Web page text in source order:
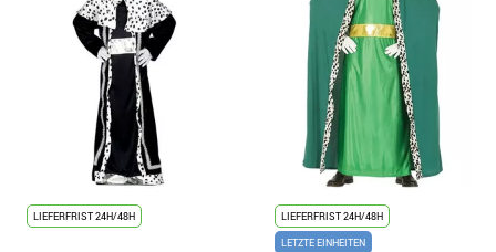
LIEFERFRIST 24H/48H
LIEFERFRIST 24H/48H
LETZTE EINHEITEN